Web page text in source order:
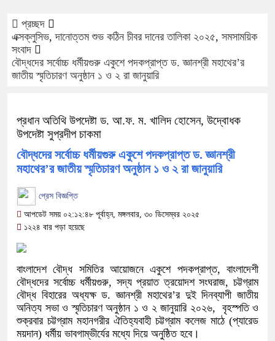
প্রচ্ছদ
এক্সক্লুসিভ,দানোত্তম শুভ কঠিন চীবর দানের তালিকা ২০২৫, সমসাময়িক
সংবাদ
বৌদ্ধদের সর্বোচ্চ ধর্মীয়গুরু একুশে পদকপ্রাপ্ত ড. জ্ঞানশ্রী মহাথের’র
জাতীয় স্মৃতিচারণ অনুষ্ঠান ১ ও ২ রা জানুয়ারি
প্রধান অতিথি উপদেষ্টা ড. আ.ফ. ম. খালিদ হোসেন, উদ্বোধক
উপদেষ্টা সুপ্রদীপ চাকমা
বৌদ্ধদের সর্বোচ্চ ধর্মীয়গুরু একুশে পদকপ্রাপ্ত ড. জ্ঞানশ্রী
মহাথের’র জাতীয় স্মৃতিচারণ অনুষ্ঠান ১ ও ২ রা জানুয়ারি
প্রেস বিজ্ঞপ্তি
আপডেট সময় ০২:১২:৪৮ পূর্বাহ্ন, মঙ্গলবার, ৩০ ডিসেম্বর ২০২৫
১২২৪ বার পড়া হয়েছে
বাংলাদেশ বৌদ্ধ সমিতির আয়োজনে একুশে পদকপ্রাপ্ত, বাংলাদেশী
বৌদ্ধদের সর্বোচ্চ ধর্মীয়গুরু, সদ্য প্রয়াত ত্রয়োদশ সংঘরাজ, চট্টগ্রাম
বৌদ্ধ বিহারের অধ্যক্ষ ড. জ্ঞানশ্রী মহাথের’র দুই দিনব্যাপী জাতীয়
অনিত্য সভা ও স্মৃতিচারণ অনুষ্ঠান ১ ও ২ জানুয়ারি ২০২৬, বৃহস্পতি ও
শুক্রবার চট্টগ্রাম মহানগরীর ঐতিহ্যবাহী চট্টগ্রাম কলেজ মাঠে (প্যারেড
ময়দান) ধর্মীয় ভাবগাম্ভীর্যের মধ্যে দিয়ে অনুষ্ঠিত হবে।